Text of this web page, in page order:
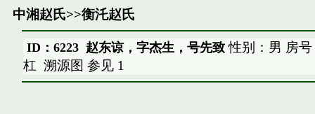
中湘赵氏>>衡汑赵氏
ID：6223 赵东谅，字杰生，号先致性别：男 房
杠 溯源图 参见 1